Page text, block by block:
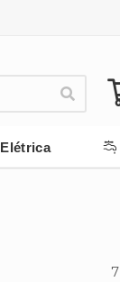
Elétrica